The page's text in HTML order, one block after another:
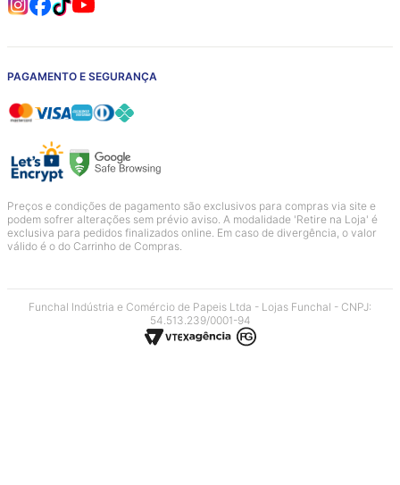
PAGAMENTO E SEGURANÇA
Preços e condições de pagamento são exclusivos para compras via site e
podem sofrer alterações sem prévio aviso. A modalidade 'Retire na Loja' é
exclusiva para pedidos finalizados online. Em caso de divergência, o valor
válido é o do Carrinho de Compras.
Funchal Indústria e Comércio de Papeis Ltda - Lojas Funchal - CNPJ:
54.513.239/0001-94